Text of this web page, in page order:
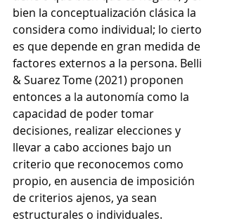
bien la conceptualización clásica la
considera como individual; lo cierto
es que depende en gran medida de
factores externos a la persona. Belli
& Suarez Tome (2021) proponen
entonces a la autonomía como la
capacidad de poder tomar
decisiones, realizar elecciones y
llevar a cabo acciones bajo un
criterio que reconocemos como
propio, en ausencia de imposición
de criterios ajenos, ya sean
estructurales o individuales.